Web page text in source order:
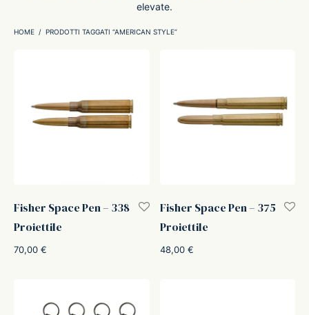
elevate.
HOME / PRODOTTI TAGGATI “AMERICAN STYLE”
Fisher Space Pen – 338
Proiettile
70,00 €
Fisher Space Pen – 375
Proiettile
48,00 €
Astronaut Space Pen